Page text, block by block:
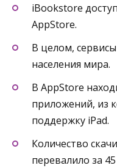
iBookstore
AppStore.
В целом,
населения мира.
В AppStore
приложений, из
поддержку iPad.
Количество
перевалило за